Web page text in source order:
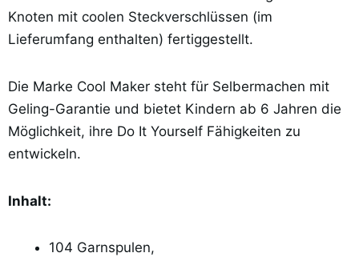
Knoten mit coolen Steckverschlüssen (im
Lieferumfang enthalten) fertiggestellt.
Die Marke Cool Maker steht für Selbermachen mit
Geling-Garantie und bietet Kindern ab 6 Jahren die
Möglichkeit, ihre Do It Yourself Fähigkeiten zu
entwickeln.
Inhalt:
104 Garnspulen,